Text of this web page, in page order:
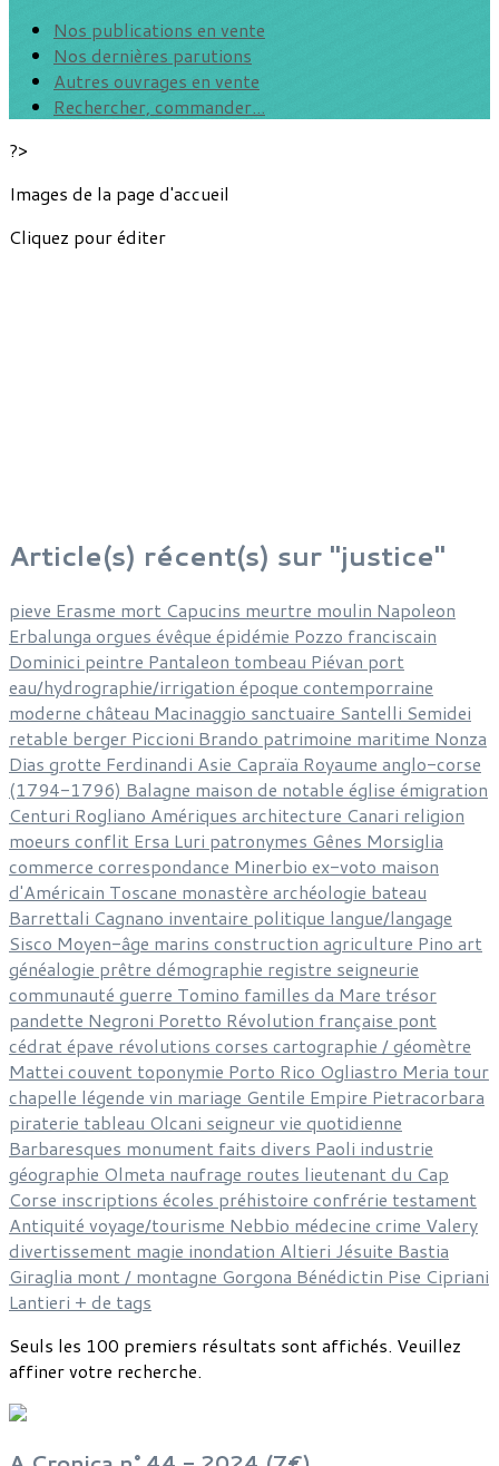
Nos publications en vente
Nos dernières parutions
Autres ouvrages en vente
Rechercher, commander...
?>
Images de la page d'accueil
Cliquez pour éditer
Article(s) récent(s) sur "justice"
pieve Erasme mort Capucins meurtre moulin Napoleon
Erbalunga orgues évêque épidémie Pozzo franciscain
Dominici peintre Pantaleon tombeau Piévan port
eau/hydrographie/irrigation époque contemporraine
moderne château Macinaggio sanctuaire Santelli Semidei
retable berger Piccioni Brando patrimoine maritime Nonza
Dias grotte Ferdinandi Asie Capraïa Royaume anglo-corse
(1794-1796) Balagne maison de notable église émigration
Centuri Rogliano Amériques architecture Canari religion
moeurs conflit Ersa Luri patronymes Gênes Morsiglia
commerce correspondance Minerbio ex-voto maison
d'Américain Toscane monastère archéologie bateau
Barrettali Cagnano inventaire politique langue/langage
Sisco Moyen-âge marins construction agriculture Pino art
généalogie prêtre démographie registre seigneurie
communauté guerre Tomino familles da Mare trésor
pandette Negroni Poretto Révolution française pont
cédratépave révolutions corses cartographie / géomètre
Mattei couvent toponymie Porto Rico Ogliastro Meria tour
chapelle légende vin mariage Gentile Empire Pietracorbara
piraterie tableau Olcani seigneurvie quotidienne
Barbaresques monument faits divers Paoli industrie
géographie Olmeta naufrage routes lieutenant du Cap
Corse inscriptions écoles préhistoire confrérie testament
Antiquité voyage/tourisme Nebbio médecine crime Valery
divertissement magie inondation Altieri Jésuite Bastia
Giraglia mont / montagne Gorgona Bénédictin Pise Cipriani
Lantieri + de tags
Seuls les 100 premiers résultats sont affichés. Veuillez
affiner votre recherche.